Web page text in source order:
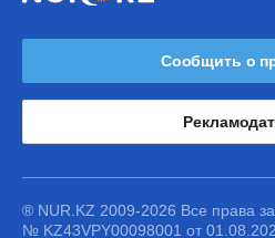
Сообщить о
® NUR.KZ 2009-2026 Все права
№ KZ43VPY00098001 от